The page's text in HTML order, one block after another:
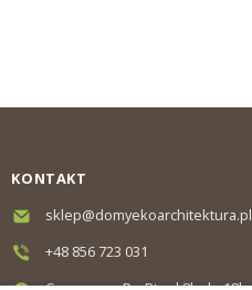
KONTAKT
sklep@domyekoarchitektura.pl
+48 856 723 031